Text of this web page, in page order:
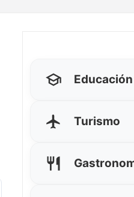
Educación
Turismo